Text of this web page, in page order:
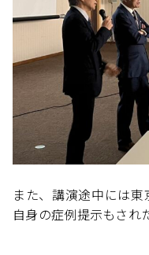
また、講演途中には
自身の症例提示もされ